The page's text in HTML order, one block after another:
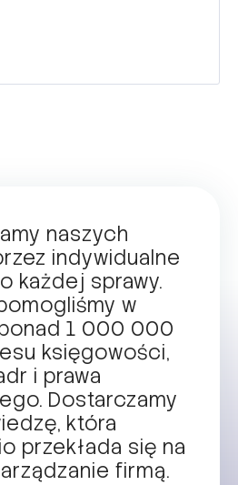
naszych
indywidualne
każdej sprawy.
w
1 000 000
księgowości,
i prawa
Dostarczamy
która
przekłada się na
firmą.